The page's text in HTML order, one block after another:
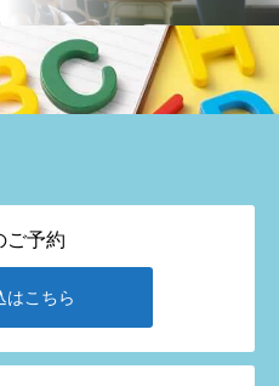
ご予約
はこちら